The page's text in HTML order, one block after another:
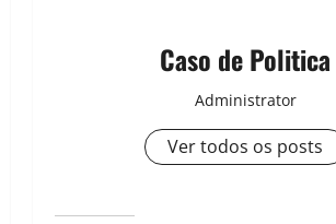
Caso de Politica
Administrator
Ver todos os posts